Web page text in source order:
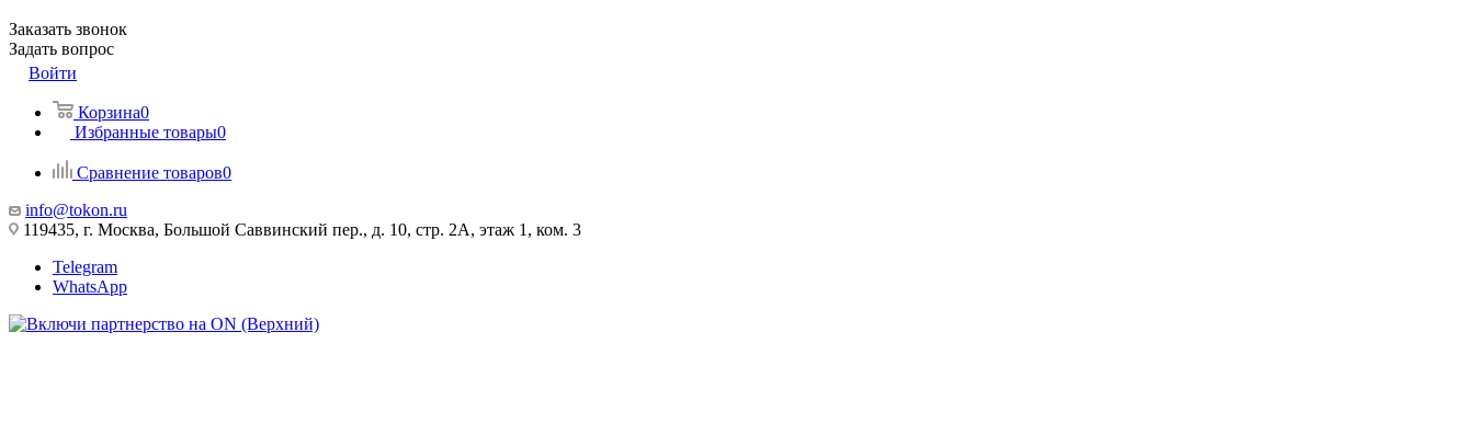
Заказать звонок
Задать вопрос
Войти
Корзина0
Избранные товары0
Сравнение товаров0
info@tokon.ru
119435, г. Москва, Большой Саввинский пер., д. 10, стр. 2А, этаж 1, ком. 3
Telegram
WhatsApp